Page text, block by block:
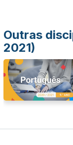
Outras
2021)